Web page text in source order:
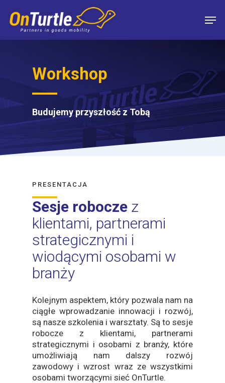
main
content
Workshop
Budujemy przyszłość z Tobą
PRESENTACJA
Sesje robocze z
klientami, partnerami
strategicznymi i
wiodącymi osobami w
branży
Kolejnym aspektem, który pozwala nam na
ciągłe wprowadzanie innowacji i rozwój,
są nasze szkolenia i warsztaty. Są to sesje
robocze z klientami, partnerami
strategicznymi i osobami z branży, które
umożliwiają nam dalszy rozwój
zawodowy i wzrost wraz ze wszystkimi
osobami tworzącymi sieć OnTurtle.